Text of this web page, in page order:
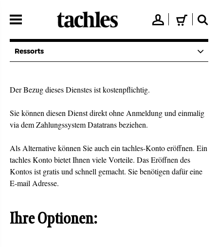
zum
👤 🛒 🔍
Ressorts
Der Bezug dieses Dienstes ist kostenpflichtig.
Sie können diesen Dienst direkt ohne Anmeldung und einmalig
via dem Zahlungssystem Datatrans beziehen.
Als Alternative können Sie auch ein tachles-Konto eröffnen. Ein
tachles Konto bietet Ihnen viele Vorteile. Das Eröffnen des
Kontos ist gratis und schnell gemacht. Sie benötigen dafür eine
E-mail Adresse.
Ihre Optionen: